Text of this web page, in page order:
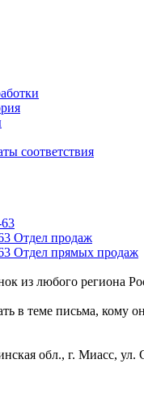
соответствия
Отдел продаж
Отдел прямых продаж
из любого региона
в теме письма, кому
обл., г. Миасс, ул.